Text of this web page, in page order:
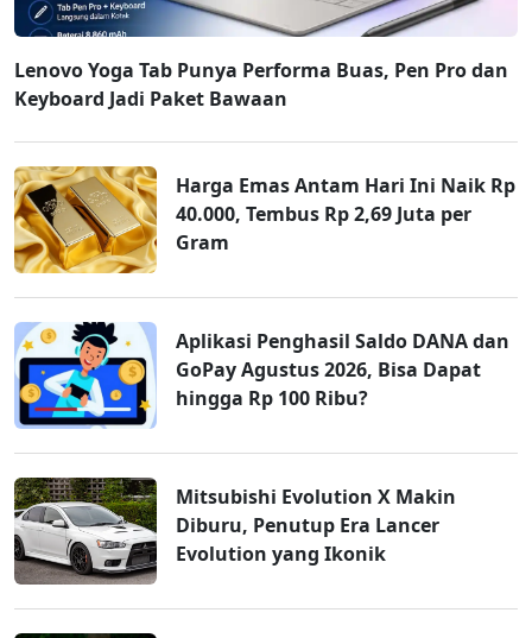
Lenovo Yoga Tab Punya Performa Buas, Pen Pro dan
Keyboard Jadi Paket Bawaan
Harga Emas Antam Hari Ini Naik Rp
40.000, Tembus Rp 2,69 Juta per
Gram
Aplikasi Penghasil Saldo DANA dan
GoPay Agustus 2026, Bisa Dapat
hingga Rp 100 Ribu?
Mitsubishi Evolution X Makin
Diburu, Penutup Era Lancer
Evolution yang Ikonik